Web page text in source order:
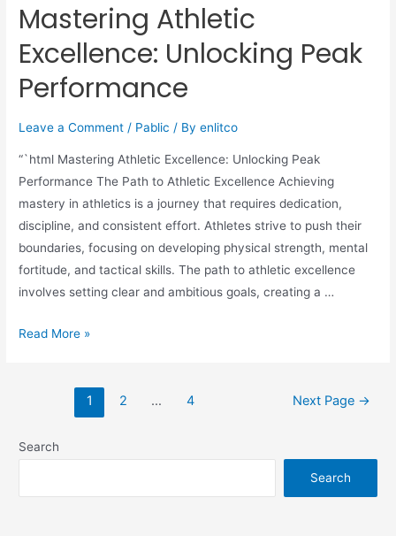
Mastering Athletic
Excellence: Unlocking Peak
Performance
Leave a Comment / Pablic / Byenlitco
“`html Mastering Athletic Excellence: Unlocking Peak
Performance The Path to Athletic Excellence Achieving
mastery in athletics is a journey that requires dedication,
discipline, and consistent effort. Athletes strive to push their
boundaries, focusing on developing physical strength, mental
fortitude, and tactical skills. The path to athletic excellence
involves setting clear and ambitious goals, creating a …
Read More »
1 2 … 4 Next Page →
Search
Search